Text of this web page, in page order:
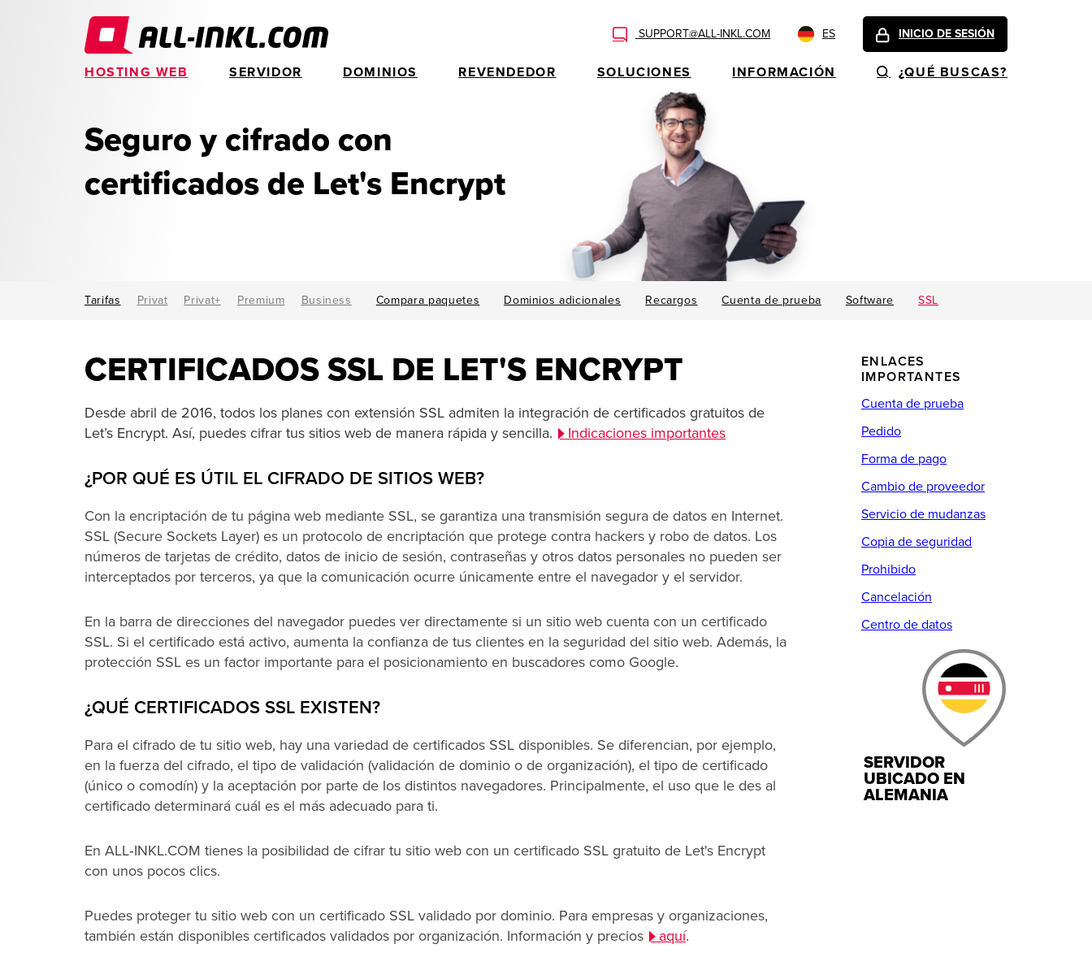
SUPPORT@ALL-INKL.COM ES INICIO DE SESIÓN
HOSTING WEB SERVIDOR DOMINIOS REVENDEDOR SOLUCIONES INFORMACIÓN ¿QUÉ BUSCAS?
Seguro y cifrado con
certificados de Let's Encrypt
Tarifas Privat Privat+ Premium Business Compara paquetes Dominios adicionales Recargos Cuenta de prueba Software SSL
CERTIFICADOS SSL DE LET'S ENCRYPT
Desde abril de 2016, todos los planes con extensión SSL admiten la integración de certificados gratuitos de
Let’s Encrypt. Así, puedes cifrar tus sitios web de manera rápida y sencilla.
Indicaciones importantes
¿POR QUÉ ES ÚTIL EL CIFRADO DE SITIOS WEB?
Con la encriptación de tu página web mediante SSL, se garantiza una transmisión segura de datos en Internet.
SSL (Secure Sockets Layer) es un protocolo de encriptación que protege contra hackers y robo de datos. Los
números de tarjetas de crédito, datos de inicio de sesión, contraseñas y otros datos personales no pueden ser
interceptados por terceros, ya que la comunicación ocurre únicamente entre el navegador y el servidor.
En la barra de direcciones del navegador puedes ver directamente si un sitio web cuenta con un certificado
SSL. Si el certificado está activo, aumenta la confianza de tus clientes en la seguridad del sitio web. Además, la
protección SSL es un factor importante para el posicionamiento en buscadores como Google.
¿QUÉ CERTIFICADOS SSL EXISTEN?
Para el cifrado de tu sitio web, hay una variedad de certificados SSL disponibles. Se diferencian, por ejemplo,
en la fuerza del cifrado, el tipo de validación (validación de dominio o de organización), el tipo de certificado
(único o comodín) y la aceptación por parte de los distintos navegadores. Principalmente, el uso que le des al
certificado determinará cuál es el más adecuado para ti.
En ALL‑INKL.COM tienes la posibilidad de cifrar tu sitio web con un certificado SSL gratuito de Let's Encrypt
con unos pocos clics.
Puedes proteger tu sitio web con un certificado SSL validado por dominio. Para empresas y organizaciones,
también están disponibles certificados validados por organización. Información y precios
aquí.
ENLACES
IMPORTANTES
Cuenta de prueba
Pedido
Forma de pago
Cambio de proveedor
Servicio de mudanzas
Copia de seguridad
Prohibido
Cancelación
Centro de datos
SERVIDOR
UBICADO EN
ALEMANIA